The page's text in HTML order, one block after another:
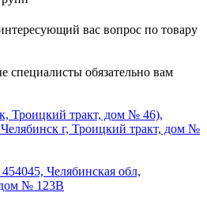
вас вопрос по товару
обязательно вам
Троицкий тракт, дом № 46),
г, Троицкий тракт, дом №
Челябинская обл,
дом № 123В